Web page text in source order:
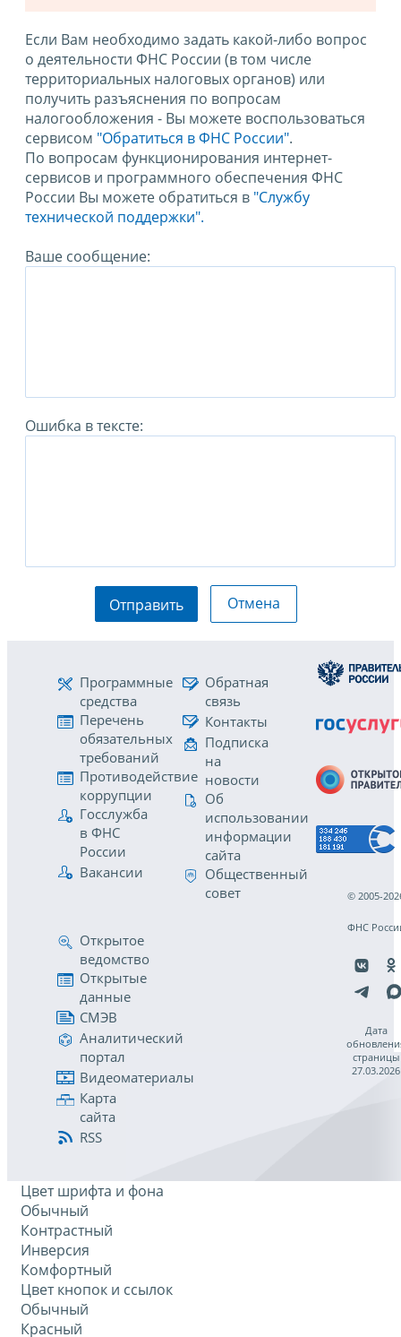
Если Вам необходимо задать какой-либо вопрос
о деятельности ФНС России (в том числе
территориальных налоговых органов) или
получить разъяснения по вопросам
налогообложения - Вы можете воспользоваться
сервисом "Обратиться в ФНС России".
По вопросам функционирования интернет-
сервисов и программного обеспечения ФНС
России Вы можете обратиться в "Службу
технической поддержки".
Ваше сообщение:
Ошибка в тексте:
Отправить Отмена
Программные
средства
Перечень
обязательных
требований
Противодействие
коррупции
Госслужба
в ФНС
России
Вакансии
Обратная
связь
Контакты
Подписка
на
новости
Об
использовании
информации
сайта
Общественный
совет
Открытое
ведомство
Открытые
данные
СМЭВ
Аналитический
портал
Видеоматериалы
Карта
сайта
RSS
© 2005-
ФНС
Дата
страницы
27.03.2026
Цвет шрифта и фона
Обычный
Контрастный
Инверсия
Комфортный
Цвет кнопок и ссылок
Обычный
Красный